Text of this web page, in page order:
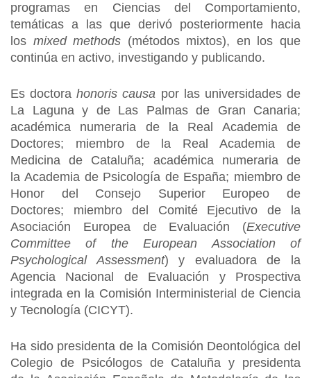
programas en Ciencias del Comportamiento,
temáticas a las que derivó posteriormente hacia
los mixed methods (métodos mixtos), en los que
continúa en activo, investigando y publicando.
Es doctora honoris causa por las universidades de
La Laguna y de Las Palmas de Gran Canaria;
académica numeraria de la Real Academia de
Doctores; miembro de la Real Academia de
Medicina de Cataluña; académica numeraria de
la Academia de Psicología de España; miembro de
Honor del Consejo Superior Europeo de
Doctores; miembro del Comité Ejecutivo de la
Asociación Europea de Evaluación (Executive
Committee of the European Association of
Psychological Assessment) y evaluadora de la
Agencia Nacional de Evaluación y Prospectiva
integrada en la Comisión Interministerial de Ciencia
y Tecnología (CICYT).
Ha sido presidenta de la Comisión Deontológica del
Colegio de Psicólogos de Cataluña y presidenta